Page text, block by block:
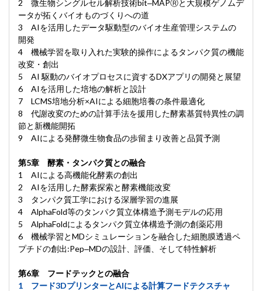
2 微生物シングルセル解析技術bit‒MAPⓇと大規模ゲノムデ
ータが拓くバイオものづくりへの道
3 AIを活用したデータ駆動型のバイオ生産管理システムの
開発
4 機械学習を取り入れた実験的操作によるタンパク質の機能
改変・創出
5 AI 駆動のバイオプロセスに資するDXアプリの開発と展望
6 AIを活用した培地の解析と設計
7 LCMS培地分析×AIによる細胞培養の条件最適化
8 代謝改変のための計算手法を援用した酵素基質特異性の調
節と新機能開拓
9 AIによる発酵微生物食品の歩留まり改善と品質予測
第5章 酵素・タンパク質との融合
1 AIによる高機能化酵素の創出
2 AIを活用した酵素探索と酵素機能改変
3 タンパク質工学における深層学習の進展
4 AlphaFold等のタンパク質立体構造予測モデルの応用
5 AlphaFoldによるタンパク質立体構造予測の創薬応用
6 機械学習とMDシミュレーションを融合した細胞膜透過ペ
プチドの創出:Pep‒MDの設計、評価、そして特性解析
第6章 フードテックとの融合
1 フード3DプリンターとAIによる計算フードテクスチャ